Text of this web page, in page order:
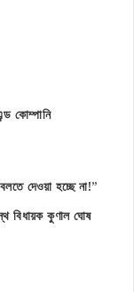
কোম্পানি
দেওয়া হচ্ছে না!”
বিধায়ক কুণাল ঘোষ